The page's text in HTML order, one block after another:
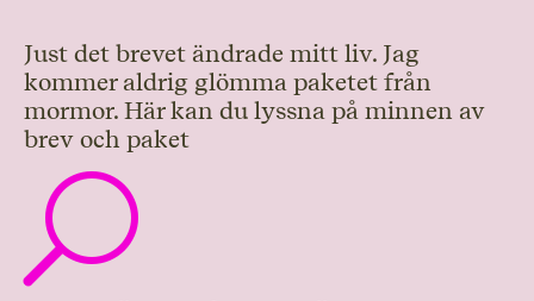
Just det brevet ändrade mitt liv. Jag
kommer aldrig glömma paketet från
mormor. Här kan du lyssna på minnen av
brev och paket
U